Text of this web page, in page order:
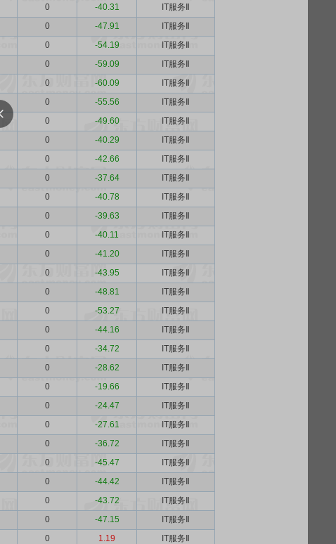
0 -40.31
IT服务Ⅱ
0 -47.91
IT服务Ⅱ
0 -54.19
IT服务Ⅱ
0 -59.09
IT服务Ⅱ
0 -60.09
IT服务Ⅱ
0 -55.56
IT服务Ⅱ
0 -49.60
IT服务Ⅱ
0 -40.29
IT服务Ⅱ
0 -42.66
IT服务Ⅱ
0 -37.64
IT服务Ⅱ
0 -40.78
IT服务Ⅱ
0 -39.63
IT服务Ⅱ
0 -40.11
IT服务Ⅱ
0 -41.20
IT服务Ⅱ
0 -43.95
IT服务Ⅱ
0 -48.81
IT服务Ⅱ
0 -53.27
IT服务Ⅱ
0 -44.16
IT服务Ⅱ
0 -34.72
IT服务Ⅱ
0 -28.62
IT服务Ⅱ
0 -19.66
IT服务Ⅱ
0 -24.47
IT服务Ⅱ
0 -27.61
IT服务Ⅱ
0 -36.72
IT服务Ⅱ
0 -45.47
IT服务Ⅱ
0 -44.42
IT服务Ⅱ
0 -43.72
IT服务Ⅱ
0 -47.15
IT服务Ⅱ
0 1.19
IT服务Ⅱ